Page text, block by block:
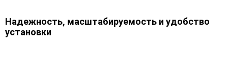
Надежность, масштабируемость и удобство
установки